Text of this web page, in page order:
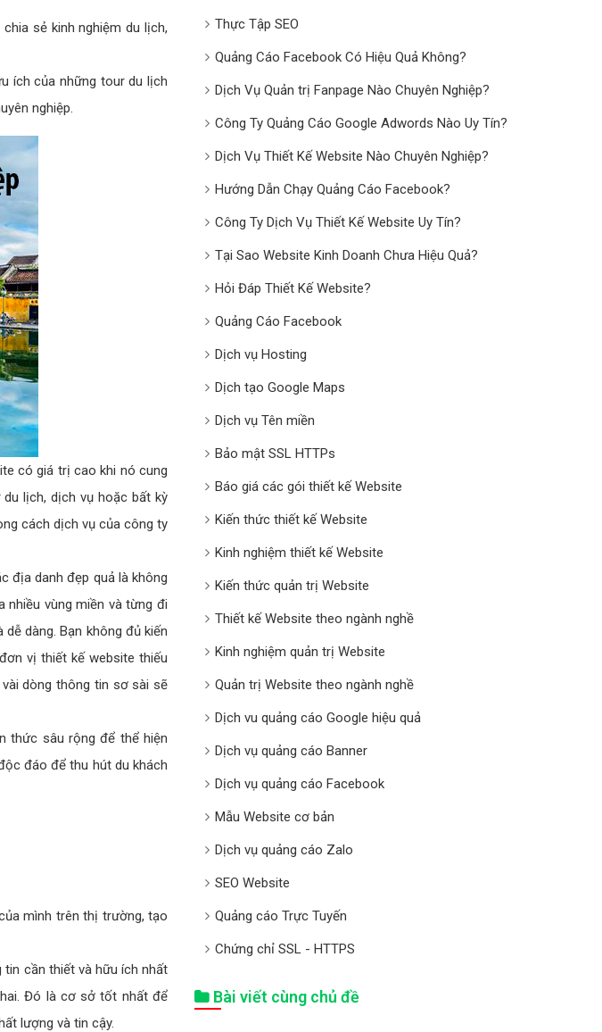
sẻ kinh nghiệm du lịch,
ích của những tour du lịch
nghiệp.
có giá trị cao khi nó cung
lịch, dịch vụ hoặc bất kỳ
cách dịch vụ của công ty
địa danh đẹp quả là không
nhiều vùng miền và từng đi
dàng. Bạn không đủ kiến
vị thiết kế website thiếu
dòng thông tin sơ sài sẽ
thức sâu rộng để thể hiện
đáo để thu hút du khách
mình trên thị trường, tạo
cần thiết và hữu ích nhất
Đó là cơ sở tốt nhất để
lượng và tin cậy.
Thực Tập SEO
Quảng Cáo Facebook Có Hiệu Quả Không?
Dịch Vụ Quản trị Fanpage Nào Chuyên Nghiệp?
Công Ty Quảng Cáo Google Adwords Nào Uy Tín?
Dịch Vụ Thiết Kế Website Nào Chuyên Nghiệp?
Hướng Dẫn Chạy Quảng Cáo Facebook?
Công Ty Dịch Vụ Thiết Kế Website Uy Tín?
Tại Sao Website Kinh Doanh Chưa Hiệu Quả?
Hỏi Đáp Thiết Kế Website?
Quảng Cáo Facebook
Dịch vụ Hosting
Dịch tạo Google Maps
Dịch vụ Tên miền
Bảo mật SSL HTTPs
Báo giá các gói thiết kế Website
Kiến thức thiết kế Website
Kinh nghiệm thiết kế Website
Kiến thức quản trị Website
Thiết kế Website theo ngành nghề
Kinh nghiệm quản trị Website
Quản trị Website theo ngành nghề
Dịch vu quảng cáo Google hiệu quả
Dịch vụ quảng cáo Banner
Dịch vụ quảng cáo Facebook
Mẫu Website cơ bản
Dịch vụ quảng cáo Zalo
SEO Website
Quảng cáo Trực Tuyến
Chứng chỉ SSL - HTTPS
Bài viết cùng chủ đề